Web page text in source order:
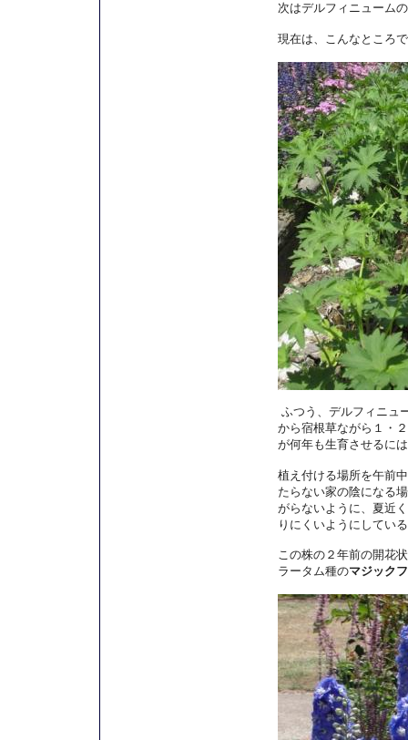
次はデルフィニューム
現在は、こんなところ
ふつう、デルフィニュ
から宿根草ながら１・
が何年も生育させるに
植え付ける場所を午前
たらない家の陰になる
がらないように、夏近
りにくいようにしてい
この株の２年前の開花
ラータム種のマジック